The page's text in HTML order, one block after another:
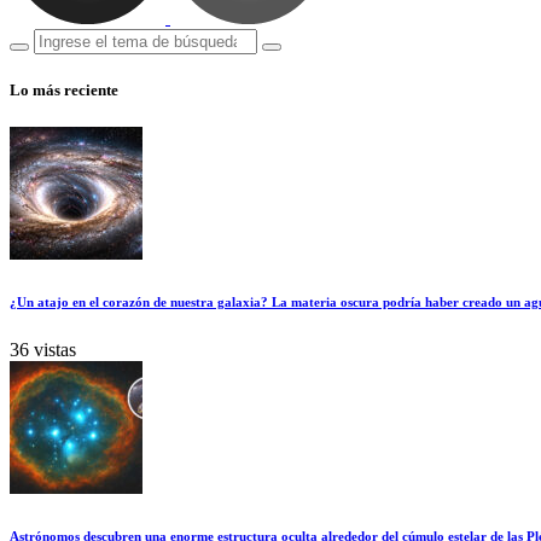
Lo más reciente
¿Un atajo en el corazón de nuestra galaxia? La materia oscura podría haber creado un
36 vistas
Astrónomos descubren una enorme estructura oculta alrededor del cúmulo estelar de las